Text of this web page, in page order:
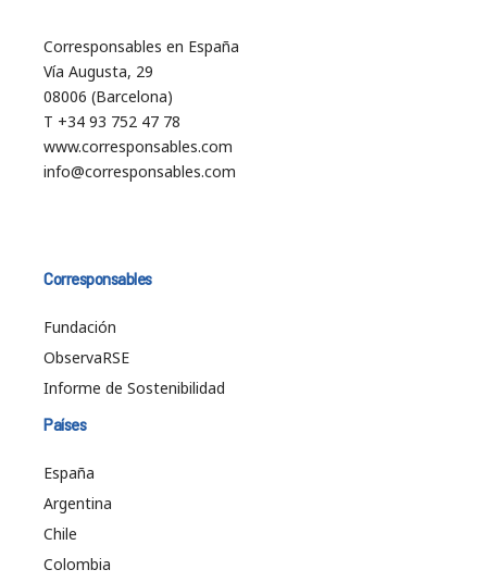
Corresponsables en España
Vía Augusta, 29
08006 (Barcelona)
T +34 93 752 47 78
www.corresponsables.com
info@corresponsables.com
Corresponsables
Fundación
ObservaRSE
Informe de Sostenibilidad
Países
España
Argentina
Chile
Colombia